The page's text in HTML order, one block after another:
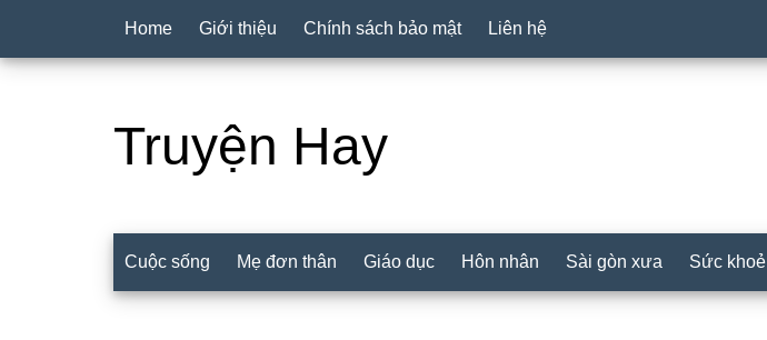
Home Giới thiệu Chính sách bảo mật Liên hệ
Truyện Hay
Cuộc sống Mẹ đơn thân Giáo dục Hôn nhân Sài gòn xưa Sức khoẻ